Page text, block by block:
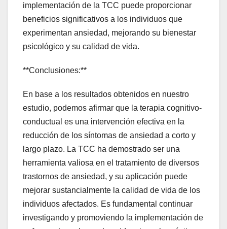
implementación de la TCC puede proporcionar
beneficios significativos a los individuos que
experimentan ansiedad, mejorando su bienestar
psicológico y su calidad de vida.
**Conclusiones:**
En base a los resultados obtenidos en nuestro
estudio, podemos afirmar que la terapia cognitivo-
conductual es una intervención efectiva en la
reducción de los síntomas de ansiedad a corto y
largo plazo. La TCC ha demostrado ser una
herramienta valiosa en el tratamiento de diversos
trastornos de ansiedad, y su aplicación puede
mejorar sustancialmente la calidad de vida de los
individuos afectados. Es fundamental continuar
investigando y promoviendo la implementación de